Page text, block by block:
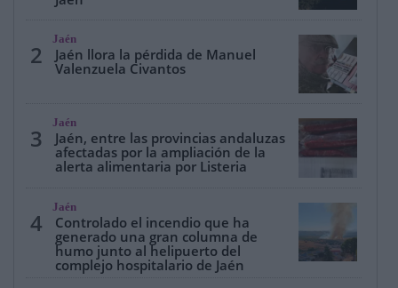
2
Jaén
Jaén llora la pérdida de Manuel
Valenzuela Civantos
3
Jaén
Jaén, entre las provincias andaluzas
afectadas por la ampliación de la
alerta alimentaria por Listeria
4
Jaén
Controlado el incendio que ha
generado una gran columna de
humo junto al helipuerto del
complejo hospitalario de Jaén